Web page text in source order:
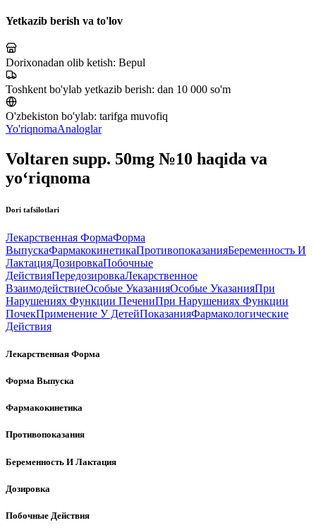
Yetkazib berish va to'lov
Dorixonadan olib ketish: Bepul
Toshkent bo'ylab yetkazib berish: dan 10 000 so'm
O'zbekiston bo'ylab: tarifga muvofiq
Yo'riqnomaAnaloglar
Voltaren supp. 50mg №10 haqida va
yo‘riqnoma
Dori tafsilotlari
Лекарственная ФормаФорма
ВыпускаФармакокинетикаПротивопоказанияБеременность И
ЛактацияДозировкаПобочные
ДействияПередозировкаЛекарственное
ВзаимодействиеОсобые УказанияОсобые УказанияПри
Нарушениях Функции ПечениПри Нарушениях Функции
ПочекПрименение У ДетейПоказанияФармакологические
Действия
Лекарственная Форма
Форма Выпуска
Фармакокинетика
Противопоказания
Беременность И Лактация
Дозировка
Побочные Действия